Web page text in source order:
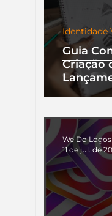
Guia
Criação
Identidade
We Do Logos
11 de jul. de